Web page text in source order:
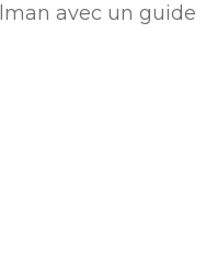
avec un guide